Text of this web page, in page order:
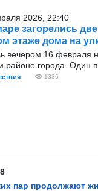
2026, 22:40
загорелись
этаже дома на
вечером 16 февраля
города. Один
1336
пар продолжают